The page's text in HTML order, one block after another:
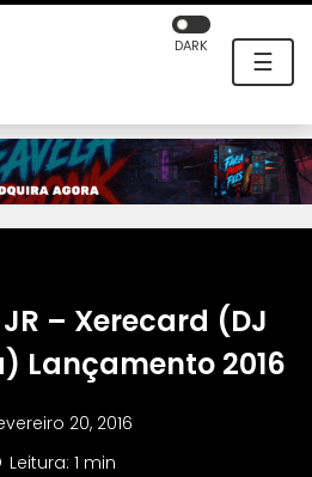
☰
DARK
– Xerecard (DJ
Lançamento 2016
20, 2016
Leitura: 1 min